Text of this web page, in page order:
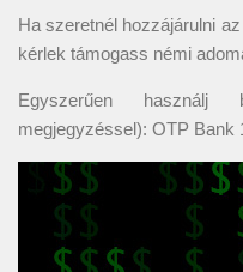
Ha szeretnél hozzájárulni
kérlek támogass némi
Egyszerűen használj
megjegyzéssel): OTP Bank